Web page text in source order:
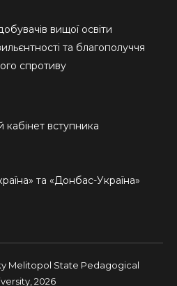
вищої освіти
та благополуччя
спротиву
вступника
та «Донбас-Україна»
Melitopol State Pedagogical
2026